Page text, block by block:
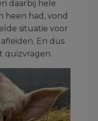
daarbij hele
heen had, vond
situatie voor
En dus
quizvragen.